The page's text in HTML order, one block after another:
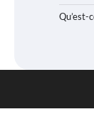
Qu’est-